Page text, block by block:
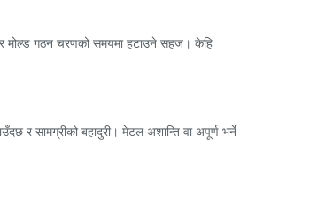
र मोल्ड गठन चरणको समयमा हटाउने सहज। केहि
र सामग्रीको बहादुरी। मेटल अशान्ति वा अपूर्ण भर्ने